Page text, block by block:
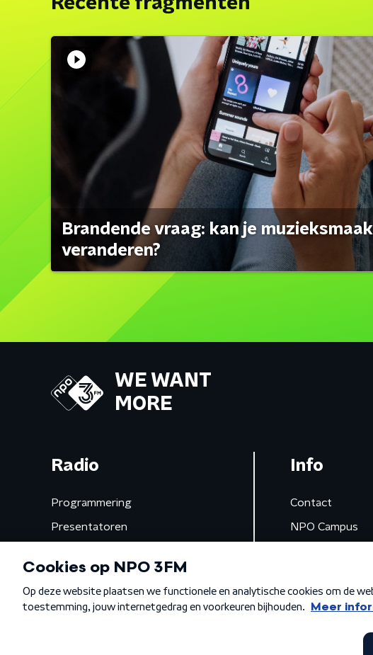
Brandende vraag: kan je muzieksmaak
veranderen?
WE WANT
MORE
Radio
Programmering
Presentatoren
Gemist
Info
Contact
NPO Campus
Algemene voorwaarden Privacybeleid